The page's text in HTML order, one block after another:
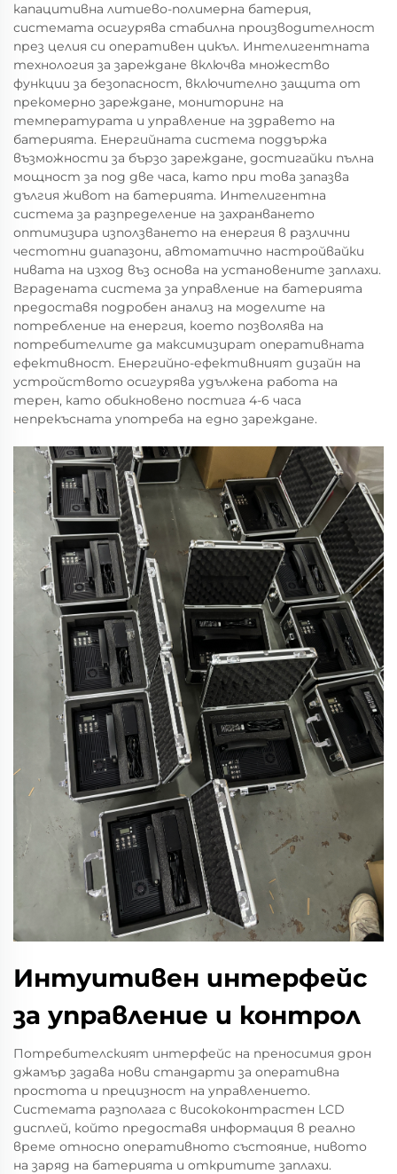
капацитивна литиево-полимерна батерия,
системата осигурява стабилна производителност
през целия си оперативен цикъл. Интелигентната
технология за зареждане включва множество
функции за безопасност, включително защита от
прекомерно зареждане, мониторинг на
температурата и управление на здравето на
батерията. Енергийната система поддържа
възможности за бързо зареждане, достигайки пълна
мощност за под две часа, като при това запазва
дългия живот на батерията. Интелигентна
система за разпределение на захранването
оптимизира използването на енергия в различни
честотни диапазони, автоматично настройвайки
нивата на изход въз основа на установените заплахи.
Вградената система за управление на батерията
предоставя подробен анализ на моделите на
потребление на енергия, което позволява на
потребителите да максимизират оперативната
ефективност. Енергийно-ефективният дизайн на
устройството осигурява удължена работа на
терен, като обикновено постига 4-6 часа
непрекъсната употреба на едно зареждане.
Интуитивен интерфейс
за управление и контрол
Потребителският интерфейс на преносимия дрон
джамър задава нови стандарти за оперативна
простота и прецизност на управлението.
Системата разполага с висококонтрастен LCD
дисплей, който предоставя информация в реално
време относно оперативното състояние, нивото
на заряд на батерията и откритите заплахи.